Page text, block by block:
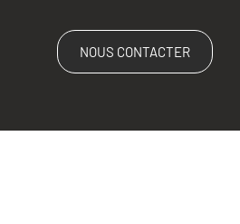
NOUS CONTACTER